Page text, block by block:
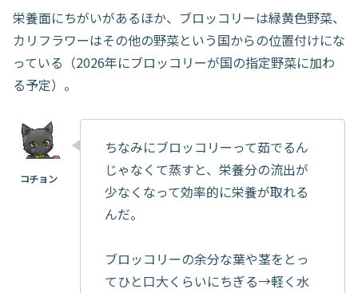
栄養面にちがいがあるほか、ブロッコリーは緑黄色野菜、
カリフラワーはその他の野菜という国からの位置付けにな
っている（2026年にブロッコリーが国の指定野菜に加わ
る予定）。
ちなみにブロッコリーって茹でるん
じゃなくて蒸すと、栄養分の流出が
少なくなって効率的に栄養が取れる
んだ。
ブロッコリーの余分な葉や茎をとっ
てひと口大くらいにちぎる→軽く水